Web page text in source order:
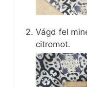
Vágd fel
citromot.